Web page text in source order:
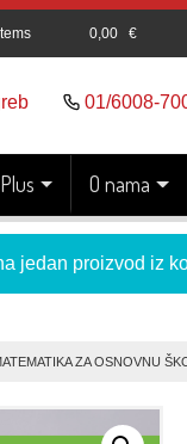
0,00 €
01/6008-
Plus O nama
jedan proizvod iz
ZA OSNOVNU